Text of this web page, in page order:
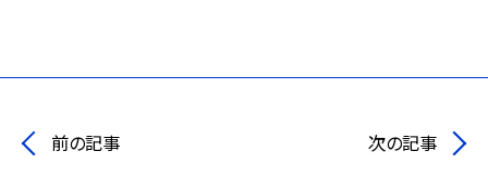
前の記事 次の記事